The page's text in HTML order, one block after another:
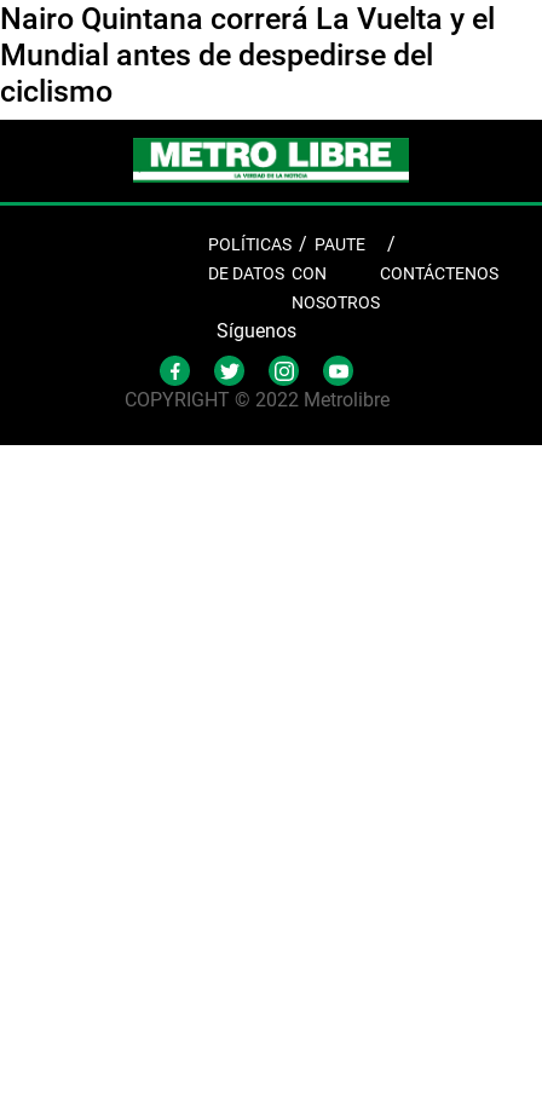
Nairo Quintana correrá La Vuelta y el
Mundial antes de despedirse del
ciclismo
POLÍTICAS
DE DATOS
PAUTE
CON
NOSOTROS
CONTÁCTENOS
Síguenos
COPYRIGHT © 2022 Metrolibre